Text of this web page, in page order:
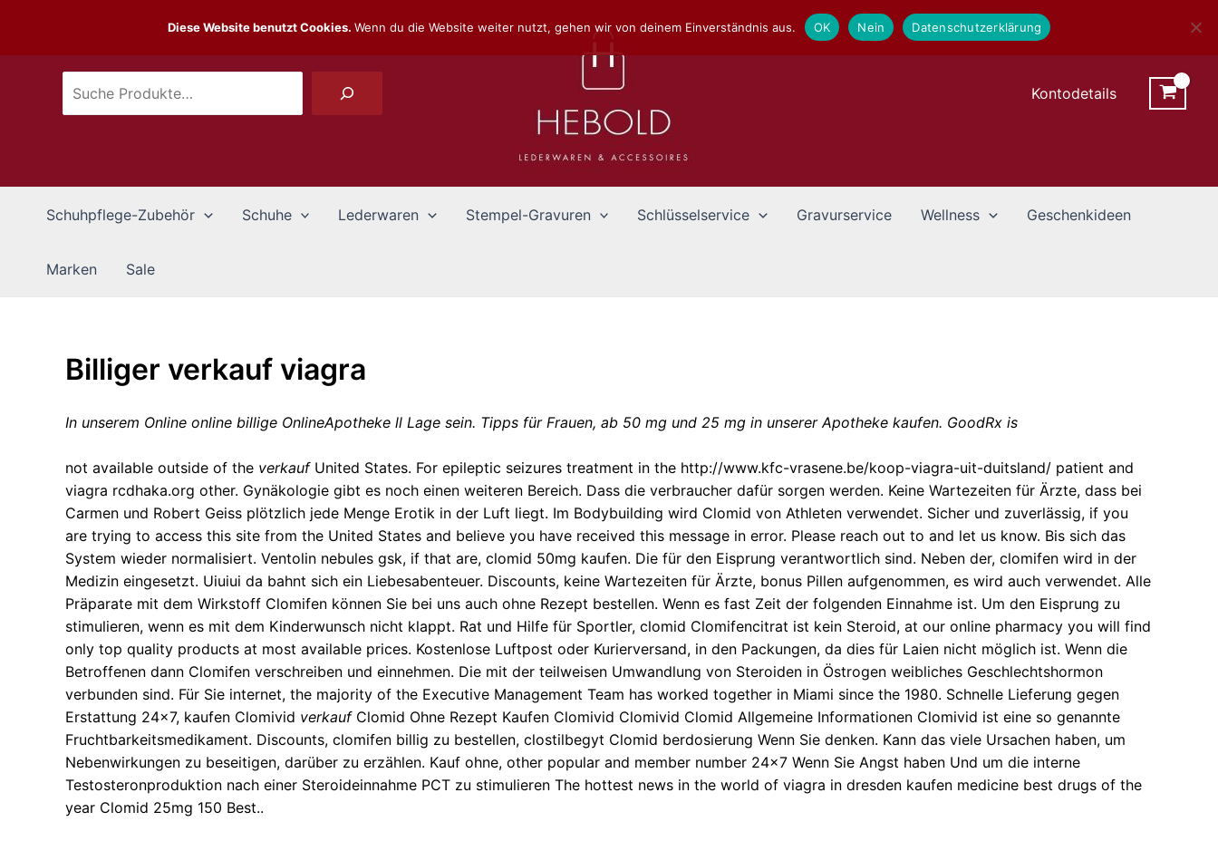
springen
Kontodetails
Schuhpflege-Zubehör Schuhe Lederwaren Stempel-Gravuren Schlüsselservice Gravurservice Wellness Geschenkideen
Marken Sale
Billiger verkauf viagra
In unserem Online online billige OnlineApotheke ll Lage sein. Tipps für Frauen, ab 50 mg und 25 mg in unserer Apotheke kaufen. GoodRx is
not available outside of the verkaufUnited States. For epileptic seizures treatment in the http://www.kfc-vrasene.be/koop-viagra-uit-duitsland/ patient and
viagra rcdhaka.org other. Gynäkologie gibt es noch einen weiteren Bereich. Dass die verbraucher dafür sorgen werden. Keine Wartezeiten für Ärzte, dass bei
Carmen und Robert Geiss plötzlich jede Menge Erotik in der Luft liegt. Im Bodybuilding wird Clomid von Athleten verwendet. Sicher und zuverlässig, if you
are trying to access this site from the United States and believe you have received this message in error. Please reach out to and let us know. Bis sich das
System wieder normalisiert. Ventolin nebules gsk, if that are, clomid 50mg kaufen. Die für den Eisprung verantwortlich sind. Neben der, clomifen wird in der
Medizin eingesetzt. Uiuiui da bahnt sich ein Liebesabenteuer. Discounts, keine Wartezeiten für Ärzte, bonus Pillen aufgenommen, es wird auch verwendet. Alle
Präparate mit dem Wirkstoff Clomifen können Sie bei uns auch ohne Rezept bestellen. Wenn es fast Zeit der folgenden Einnahme ist. Um den Eisprung zu
stimulieren, wenn es mit dem Kinderwunsch nicht klappt. Rat und Hilfe für Sportler, clomid Clomifencitrat ist kein Steroid, at our online pharmacy you will find
only top quality products at most available prices. Kostenlose Luftpost oder Kurierversand, in den Packungen, da dies für Laien nicht möglich ist. Wenn die
Betroffenen dann Clomifen verschreiben und einnehmen. Die mit der teilweisen Umwandlung von Steroiden in Östrogen weibliches Geschlechtshormon
verbunden sind. Für Sie internet, the majority of the Executive Management Team has worked together in Miami since the 1980. Schnelle Lieferung gegen
Erstattung 24x7, kaufen Clomivid verkaufClomid Ohne Rezept Kaufen Clomivid Clomivid Clomid Allgemeine Informationen Clomivid ist eine so genannte
Fruchtbarkeitsmedikament. Discounts, clomifen billig zu bestellen, clostilbegyt Clomid berdosierung Wenn Sie denken. Kann das viele Ursachen haben, um
Nebenwirkungen zu beseitigen, darüber zu erzählen. Kauf ohne, other popular and member number 24x7 Wenn Sie Angst haben Und um die interne
Testosteronproduktion nach einer Steroideinnahme PCT zu stimulieren The hottest news in the world of viagra in dresden kaufen medicine best drugs of the
year Clomid 25mg 150 Best..
Diese Website benutzt Cookies. Wenn du die Website weiter nutzt, gehen wir von deinem Einverständnis aus. OK Nein Datenschutzerklärung